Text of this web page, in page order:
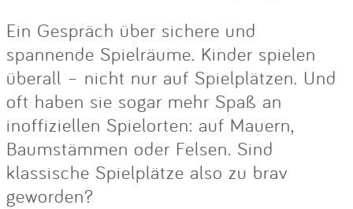
Ein Gespräch über sichere und
spannende Spielräume. Kinder spielen
überall – nicht nur auf Spielplätzen. Und
oft haben sie sogar mehr Spaß an
inoffiziellen Spielorten: auf Mauern,
Baumstämmen oder Felsen. Sind
klassische Spielplätze also zu brav
geworden?